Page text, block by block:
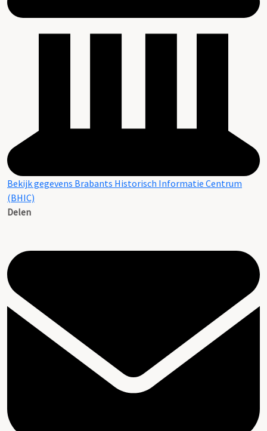
Bekijk gegevens Brabants Historisch Informatie Centrum
(BHIC)
Delen